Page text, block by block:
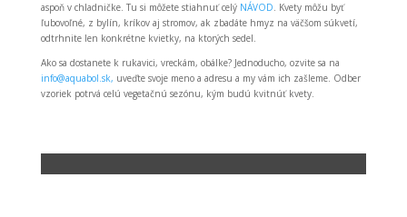
aspoň v chladničke. Tu si môžete stiahnuť celý NÁVOD. Kvety môžu byť
ľubovoľné, z bylín, kríkov aj stromov, ak zbadáte hmyz na väčšom súkvetí,
odtrhnite len konkrétne kvietky, na ktorých sedel.
Ako sa dostanete k rukavici, vreckám, obálke? Jednoducho, ozvite sa na
info@aquabol.sk, uveďte svoje meno a adresu a my vám ich zašleme. Odber
vzoriek potrvá celú vegetačnú sezónu, kým budú kvitnúť kvety.